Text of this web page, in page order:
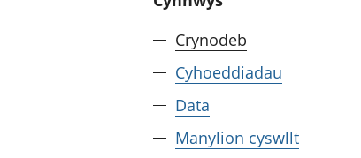
Crynodeb
Cyhoeddiadau
Data
Manylion cyswllt